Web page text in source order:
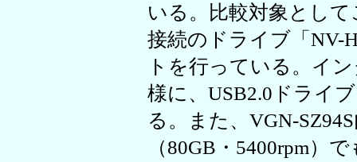
いる。比較対象とし
接続のドライブ「NV-
トを行っている。イ
様に、USB2.0ドライ
る。また、VGN-
（80GB・5400rpm）